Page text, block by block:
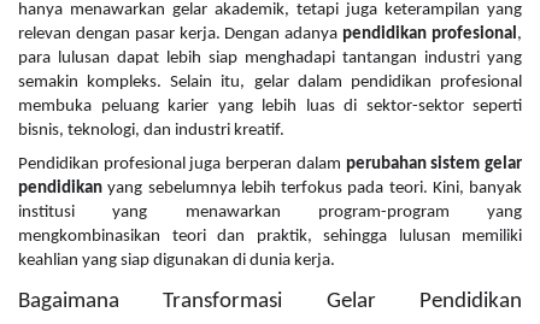
hanya menawarkan gelar akademik, tetapi juga keterampilan yang
relevan dengan pasar kerja. Dengan adanya pendidikan profesional,
para lulusan dapat lebih siap menghadapi tantangan industri yang
semakin kompleks. Selain itu, gelar dalam pendidikan profesional
membuka peluang karier yang lebih luas di sektor-sektor seperti
bisnis, teknologi, dan industri kreatif.
Pendidikan profesional juga berperan dalam perubahan sistem gelar
pendidikan yang sebelumnya lebih terfokus pada teori. Kini, banyak
institusi yang menawarkan program-program yang
mengkombinasikan teori dan praktik, sehingga lulusan memiliki
keahlian yang siap digunakan di dunia kerja.
Bagaimana Transformasi Gelar Pendidikan